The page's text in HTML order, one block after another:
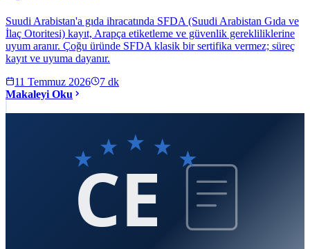
Suudi Arabistan'a gıda ihracatında SFDA (Suudi Arabistan Gıda ve
İlaç Otoritesi) kayıt, Arapça etiketleme ve güvenlik gerekliliklerine
uyum aranır. Çoğu üründe SFDA klasik bir sertifika vermez; süreç
kayıt ve uyuma dayanır.
11 Temmuz 2026
7 dk
Makaleyi Oku
CE